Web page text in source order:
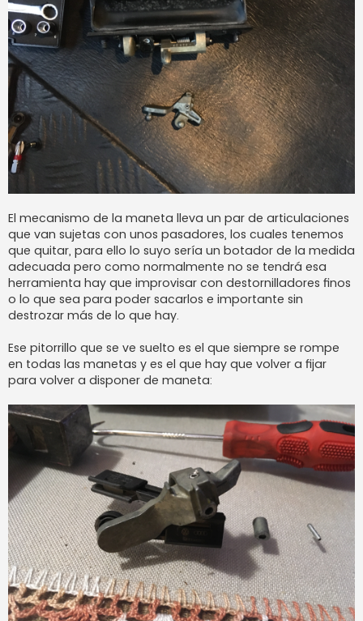
El mecanismo de la maneta lleva un par de articulaciones
que van sujetas con unos pasadores, los cuales tenemos
que quitar, para ello lo suyo sería un botador de la medida
adecuada pero como normalmente no se tendrá esa
herramienta hay que improvisar con destornilladores finos
o lo que sea para poder sacarlos e importante sin
destrozar más de lo que hay.
Ese pitorrillo que se ve suelto es el que siempre se rompe
en todas las manetas y es el que hay que volver a fijar
para volver a disponer de maneta: